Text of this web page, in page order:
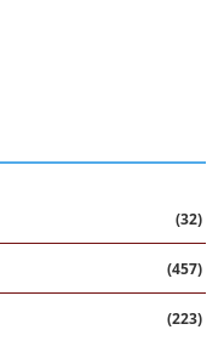
(32)
(457)
(223)